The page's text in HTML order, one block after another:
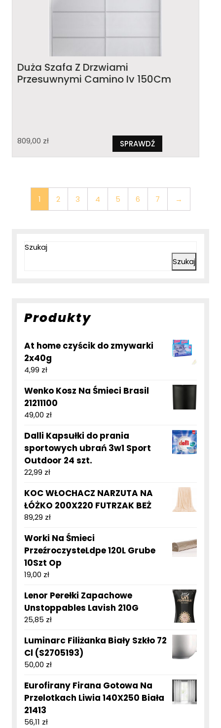
Duża Szafa Z Drzwiami
Przesuwnymi Camino Iv 150Cm
809,00 zł SPRAWDŹ
1 2 3 4 5 6 7 →
Szukaj
Szukaj
Produkty
At home czyścik do zmywarki
2x40g
4,99 zł
Wenko Kosz Na Śmieci Brasil
21211100
49,00 zł
Dalli Kapsułki do prania
sportowych ubrań 3w1 Sport
Outdoor 24 szt.
22,99 zł
KOC WŁOCHACZ NARZUTA NA
ŁÓŻKO 200X220 FUTRZAK BEŻ
89,29 zł
Worki Na Śmieci
PrzeźroczysteLdpe 120L Grube
10Szt Op
19,00 zł
Lenor Perełki Zapachowe
Unstoppables Lavish 210G
25,85 zł
Luminarc Filiżanka Biały Szkło 72
Cl (S2705193)
50,00 zł
Eurofirany Firana Gotowa Na
Przelotkach Liwia 140X250 Biała
21413
56,11 zł